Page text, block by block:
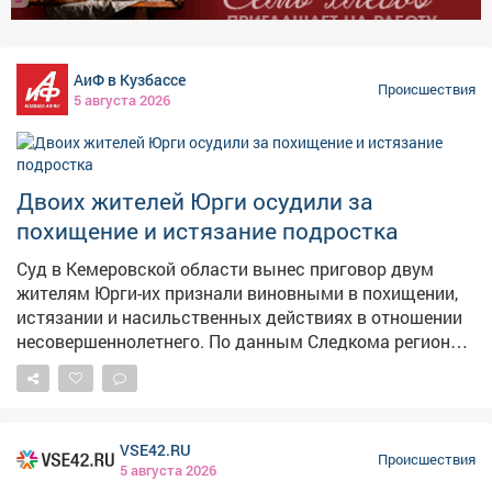
дежурную часть позвонила женщина и сообщила, что
похожий на того, кого искали. Полицейские задержали
нарушителя. Объяснить своё поведение он не смог. На
мужчину составили протокол по статье "Мелкое
хулиганство". Суд отправил его под
административный арест на 8 суток. Полиция
напоминает: о подобных происшествиях нужно
сообщать по номеру 102, чтобы своевременно
пресекать противоправные действия.
АиФ в Кузбассе
5 августа 2026
Происшествия
Двоих жителей Юрги осудили за
похищение и истязание подростка
Суд в Кемеровской области вынес приговор двум
жителям Юрги-их признали виновными в похищении,
истязании и насильственных действиях в отношении
несовершеннолетнего. По данным Следкома региона,
в апреле 2024года мужчины поссорились с 13‑летним
знакомым из‑за пустяка. Они насильно посадили
подростка и совершили в отношении него ряд
противоправных действий-в том числе сексуального
VSE42.RU
5 августа 2026
Происшествия